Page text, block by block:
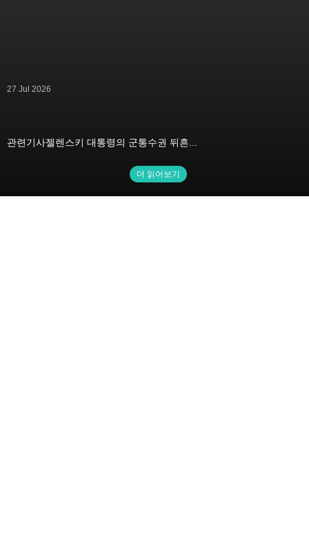
27 Jul 2026
관련기사젤렌스키 대통령의 군통수권 뒤흔...
더 읽어보기